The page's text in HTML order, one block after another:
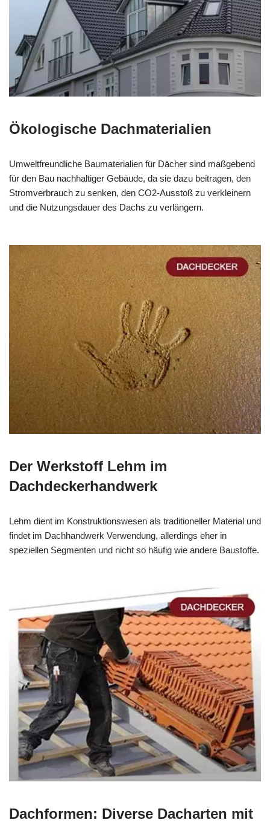
Ökologische Dachmaterialien
Umweltfreundliche Baumaterialien für Dächer sind maßgebend
für den Bau nachhaltiger Gebäude, da sie dazu beitragen, den
Stromverbrauch zu senken, den CO2-Ausstoß zu verkleinern
und die Nutzungsdauer des Dachs zu verlängern.
Der Werkstoff Lehm im
Dachdeckerhandwerk
Lehm dient im Konstruktionswesen als traditioneller Material und
findet im Dachhandwerk Verwendung, allerdings eher in
speziellen Segmenten und nicht so häufig wie andere Baustoffe.
Dachformen: Diverse Dacharten mit